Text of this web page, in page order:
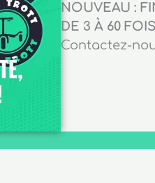
NOUVEAU :
DE 3 À 60
Contactez-